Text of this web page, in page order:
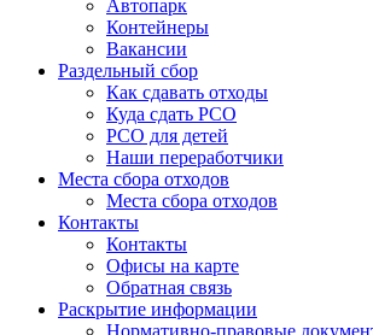
Автопарк
Контейнеры
Вакансии
Раздельный сбор
Как сдавать отходы
Куда сдать РСО
РСО для детей
Наши переработчики
Места сбора отходов
Места сбора отходов
Контакты
Контакты
Офисы на карте
Обратная связь
Раскрытие информации
Нормативно-правовые